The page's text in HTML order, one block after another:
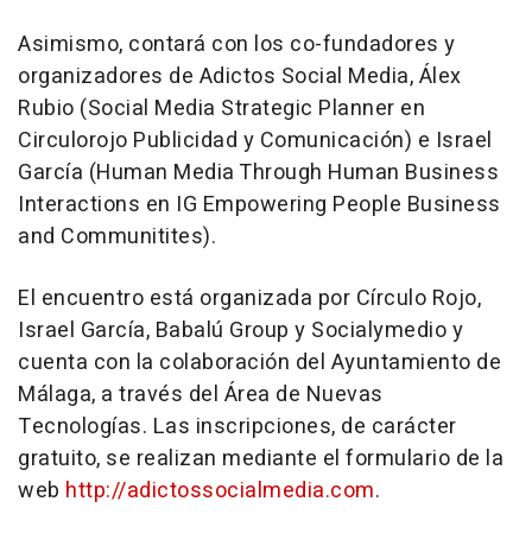
Asimismo, contará con los co-fundadores y
organizadores de Adictos Social Media, Álex
Rubio (Social Media Strategic Planner en
Circulorojo Publicidad y Comunicación) e Israel
García (Human Media Through Human Business
Interactions en IG Empowering People Business
and Communitites).
El encuentro está organizada por Círculo Rojo,
Israel García, Babalú Group y Socialymedio y
cuenta con la colaboración del Ayuntamiento de
Málaga, a través del Área de Nuevas
Tecnologías. Las inscripciones, de carácter
gratuito, se realizan mediante el formulario de la
web http://adictossocialmedia.com.